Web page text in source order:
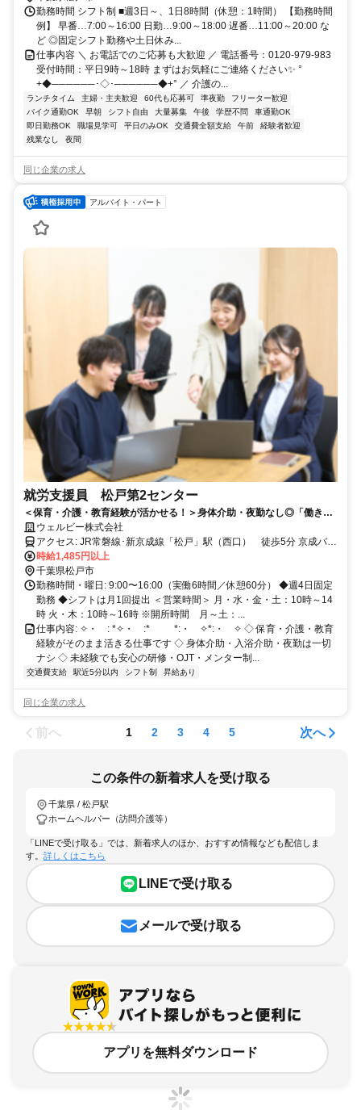
勤務時間 シフト制 ■週3日～、1日8時間（休憩：1時間） 【勤務時間
例】 早番…7:00～16:00 日勤…9:00～18:00 遅番…11:00～20:00 な
ど ◎固定シフト勤務や土日休み...
仕事内容 ＼ お電話でのご応募も大歓迎 ／ 電話番号：0120-979-983
受付時間：平日9時～18時 まずはお気軽にご連絡ください✨ °
+◆──────･◇･──────◆+° ／ 介護の...
ランチタイム 主婦・主夫歓迎 60代も応募可 準夜勤
フリーター歓迎
バイク通勤OK
早朝 シフト自由 大量募集 午後 学歴不問
車通勤OK
即日勤務OK
職場見学可 平日のみOK 交通費全額支給 午前
経験者歓迎
残業なし
夜間
同じ企業の求人
アルバイト・パート
就労支援員 松戸第2センター
＜保育・介護・教育経験が活かせる！＞身体介助・夜勤なし◎「働きた
い」を支える就労支援スタッフ募集！日勤週4日・1日6時間／賞与年2回
／松戸駅徒歩5分
ウェルビー株式会社
アクセス: JR常磐線･新京成線「松戸」駅（西口） 徒歩5分 京成バス
｢松戸本町｣バス停 徒歩0分
時給1,485円以上
千葉県松戸市
勤務時間・曜日: 9:00〜16:00（実働6時間／休憩60分） ◆週4日固定
勤務 ◆シフトは月1回提出 ＜営業時間＞ 月・水・金・土：10時～14
時 火・木：10時～16時 ※開所時間 月～土：...
仕事内容: ✧・゚: *✧・゚:* *:・゚✧*:・゚✧ ◇ 保育・介護・教育
経験がそのまま活きる仕事です ◇ 身体介助・入浴介助・夜勤は一切
ナシ ◇ 未経験でも安心の研修・OJT・メンター制...
交通費支給 駅近5分以内 シフト制 昇給あり
同じ企業の求人
前へ 1 2 3 4 5 次へ
この条件の新着求人を受け取る
千葉県 / 松戸駅
ホームヘルパー（訪問介護等）
「LINEで受け取る」では、新着求人のほか、おすすめ情報なども配信しま
す。 詳しくはこちら
LINEで受け取る
メールで受け取る
アプリを無料ダウンロード